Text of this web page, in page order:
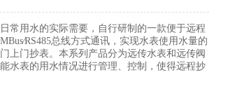
常用水的实际需要，自行研制的一款便于远程
总线方式通讯，实现水表使用水量的
上门抄表。本系列产品分为远传水表和远传阀
水表的用水情况进行管理、控制，使得远程抄